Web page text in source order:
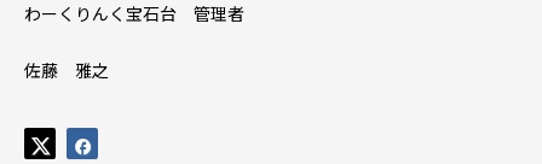
わーくりんく宝石台 管理者
佐藤 雅之